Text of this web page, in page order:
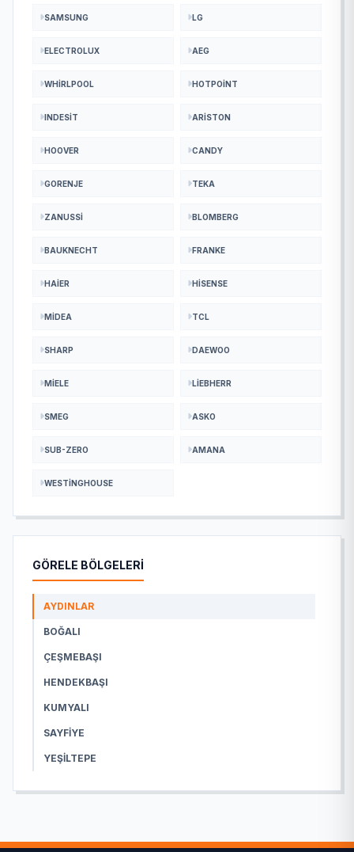
SAMSUNG LG
ELECTROLUX AEG
WHIRLPOOL HOTPOINT
INDESIT ARISTON
HOOVER CANDY
GORENJE TEKA
ZANUSSI BLOMBERG
BAUKNECHT FRANKE
HAIER HISENSE
MIDEA TCL
SHARP DAEWOO
MIELE LIEBHERR
SMEG ASKO
SUB-ZERO AMANA
WESTINGHOUSE
GÖRELE BÖLGELERİ
AYDINLAR
BOĞALI
ÇEŞMEBAŞI
HENDEKBAŞI
KUMYALI
SAYFIYE
YEŞILTEPE